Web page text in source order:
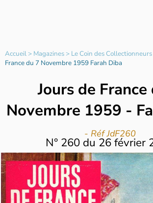
Accueil> Magazines> Le Coin des Collectionneurs
France du 7 Novembre 1959 Farah Diba
Jours de France
Novembre 1959 -
- Réf JdF260
N° 260 du 26 février